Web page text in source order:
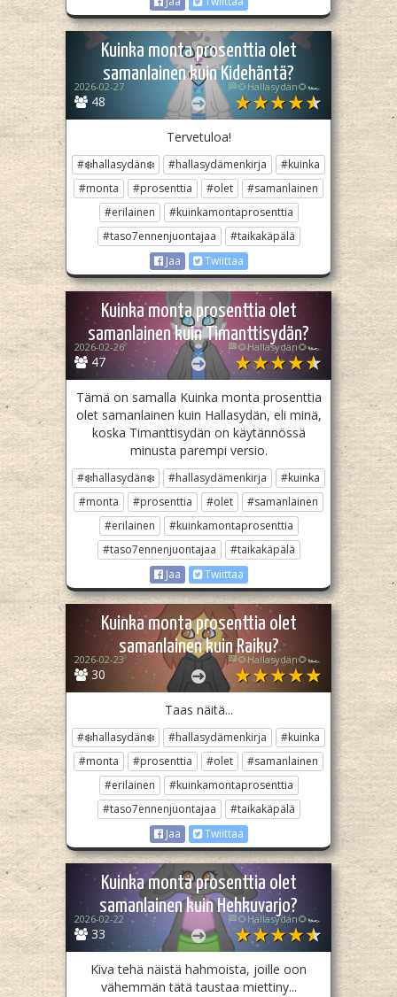
Kuinka monta prosenttia olet
samanlainen kuin Kidehäntä?
48
2026-02-27 🏁🌻Hallasydän🌻🏎️
Tervetuloa!
#❄️hallasydän❄️ #hallasydämenkirja
#kuinka
#monta
#prosenttia #olet
#samanlainen
#erilainen
#kuinkamontaprosenttia
#taso7ennenjuontajaa
#taikakäpälä
Jaa
Twiittaa
Kuinka monta prosenttia olet
samanlainen kuin Timanttisydän?
47
2026-02-26 🏁🌻Hallasydän🌻🏎️
Tämä on samalla Kuinka monta prosenttia
olet samanlainen kuin Hallasydän, eli minä,
koska Timanttisydän on käytännössä
minusta parempi versio.
#❄️hallasydän❄️ #hallasydämenkirja
#kuinka
#monta
#prosenttia #olet
#samanlainen
#erilainen
#kuinkamontaprosenttia
#taso7ennenjuontajaa
#taikakäpälä
Jaa
Twiittaa
Kuinka monta prosenttia olet
samanlainen kuin Raiku?
30
2026-02-23 🏁🌻Hallasydän🌻🏎️
Taas näitä...
#❄️hallasydän❄️ #hallasydämenkirja
#kuinka
#monta
#prosenttia #olet
#samanlainen
#erilainen
#kuinkamontaprosenttia
#taso7ennenjuontajaa
#taikakäpälä
Jaa
Twiittaa
Kuinka monta prosenttia olet
samanlainen kuin Hehkuvarjo?
33
2026-02-22 🏁🌻Hallasydän🌻🏎️
Kiva tehä näistä hahmoista, joille oon
vähemmän tätä taustaa miettiny...